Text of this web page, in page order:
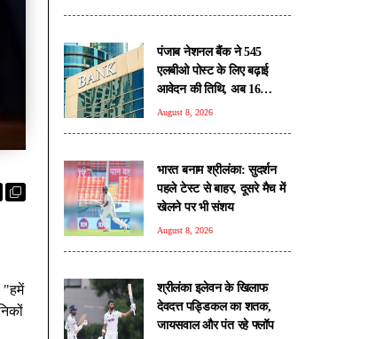
"हमें
पंजाब नेशनल बैंक ने 545
एलबीओ पोस्ट के लिए बढ़ाई
आवेदन की तिथि, अब 16
अगस्त तक मौका
August 8, 2026
भारत बनाम श्रीलंका: सुदर्शन
पहले टेस्ट से बाहर, दूसरे मैच में
खेलने पर भी संशय
August 8, 2026
श्रीलंका इलेवन के खिलाफ
देवदत्त पड्डिकल का शतक,
जायसवाल और पंत रहे फ्लॉप